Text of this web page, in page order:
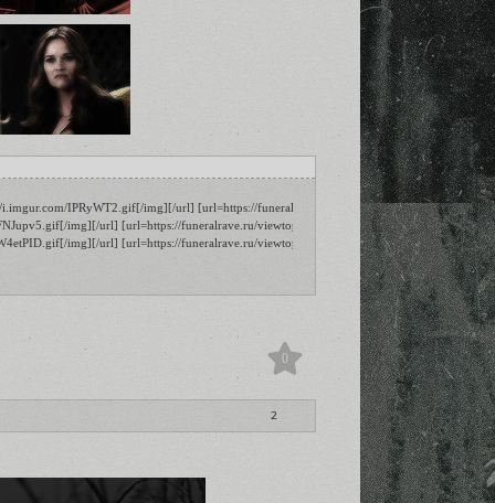
IPRyWT2.gif[/img][/url] [url=https://funeralrave.ru/
img][/url] [url=https://funeralrave.ru/
img][/url] [url=https://funeralrave.ru/
0
2